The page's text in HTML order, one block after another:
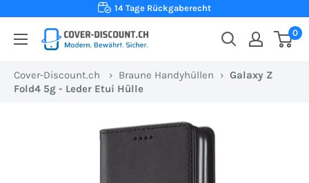
Inhalt
Versandfertig in 24 Stunden
Cover-
Ihr
Onlineshop
0
Cover-Discount.ch › Braune Handyhüllen › Galaxy Z
Fold4 5g - Leder Etui Hülle